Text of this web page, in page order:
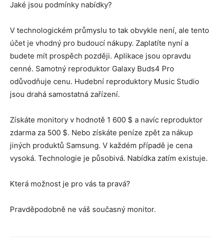
Jaké jsou podmínky nabídky?
V technologickém průmyslu to tak obvykle není, ale tento
účet je vhodný pro budoucí nákupy. Zaplatíte nyní a
budete mít prospěch později. Aplikace jsou opravdu
cenné. Samotný reproduktor Galaxy Buds4 Pro
odůvodňuje cenu. Hudební reproduktory Music Studio
jsou drahá samostatná zařízení.
Získáte monitory v hodnotě 1 600 $ a navíc reproduktor
zdarma za 500 $. Nebo získáte peníze zpět za nákup
jiných produktů Samsung. V každém případě je cena
vysoká. Technologie je působivá. Nabídka zatím existuje.
Která možnost je pro vás ta pravá?
Pravděpodobně ne váš současný monitor.